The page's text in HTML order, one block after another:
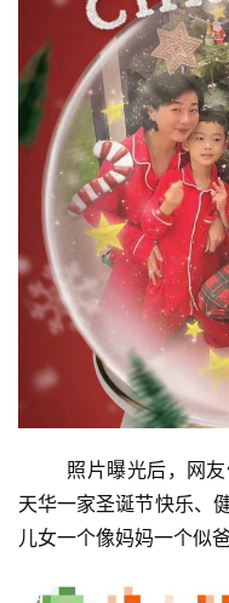
照片曝光后，网
天华一家圣诞节快乐、
儿女一个像妈妈一个似爸